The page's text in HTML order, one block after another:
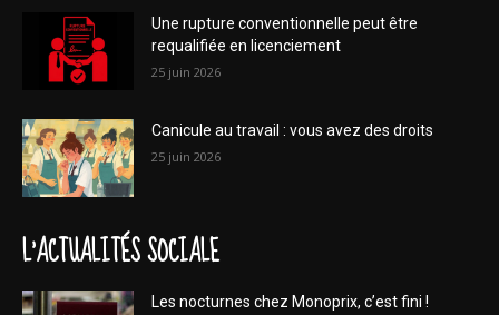
Une rupture conventionnelle peut être
requalifiée en licenciement
25 juin 2026
Canicule au travail : vous avez des droits
25 juin 2026
L'ACTUALITÉS SOCIALE
Les nocturnes chez Monoprix, c’est fini !